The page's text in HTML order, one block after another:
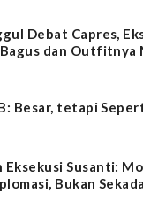
Debat Capres,
Bagus dan
Besar, tetapi
Eksekusi Susanti:
Bukan